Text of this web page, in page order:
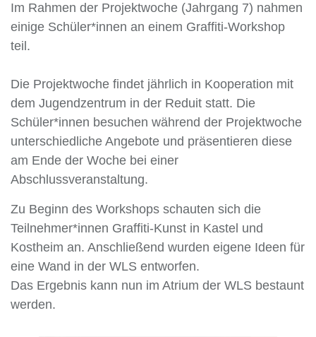
Im Rahmen der Projektwoche (Jahrgang 7) nahmen
einige Schüler*innen an einem Graffiti-Workshop
teil.
Die Projektwoche findet jährlich in Kooperation mit
dem Jugendzentrum in der Reduit statt. Die
Schüler*innen besuchen während der Projektwoche
unterschiedliche Angebote und präsentieren diese
am Ende der Woche bei einer
Abschlussveranstaltung.
Zu Beginn des Workshops schauten sich die
Teilnehmer*innen Graffiti-Kunst in Kastel und
Kostheim an. Anschließend wurden eigene Ideen für
eine Wand in der WLS entworfen.
Das Ergebnis kann nun im Atrium der WLS bestaunt
werden.